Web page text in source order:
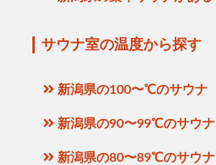
サウナ室の温度から探す
新潟県の100〜℃のサウナ
新潟県の90〜99℃のサウナ
新潟県の80〜89℃のサウナ